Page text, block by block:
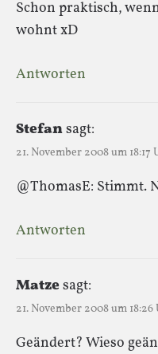
Schon praktisch,
wohnt xD
Antworten
Stefansagt:
21. November 2008 um 18:17
@ThomasE: Stimmt.
Antworten
Matzesagt:
21. November 2008 um 18:26
Geändert? Wieso